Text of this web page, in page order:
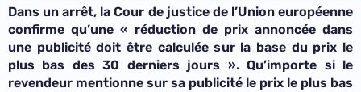
Dans un arrêt, la Cour de justice de l’Union européenne
confirme qu’une « réduction de prix annoncée dans
une publicité doit être calculée sur la base du prix le
plus bas des 30 derniers jours ». Qu’importe si le
revendeur mentionne sur sa publicité le prix le plus bas